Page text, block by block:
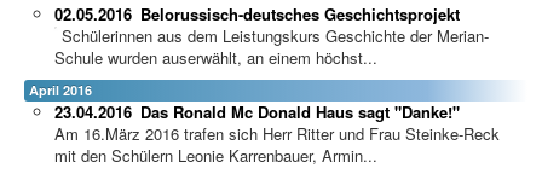
Belorussisch-deutsches Geschichtsprojekt
02.05.2016
Schülerinnen aus dem Leistungskurs Geschichte der Merian-
Schule wurden auserwählt, an einem höchst...
April 2016
Das Ronald Mc Donald Haus sagt "Danke!"
23.04.2016
Am 16.März 2016 trafen sich Herr Ritter und Frau Steinke-Reck
mit den Schülern Leonie Karrenbauer, Armin...